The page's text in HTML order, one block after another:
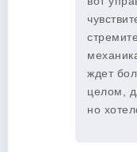
ждет
целом,
но